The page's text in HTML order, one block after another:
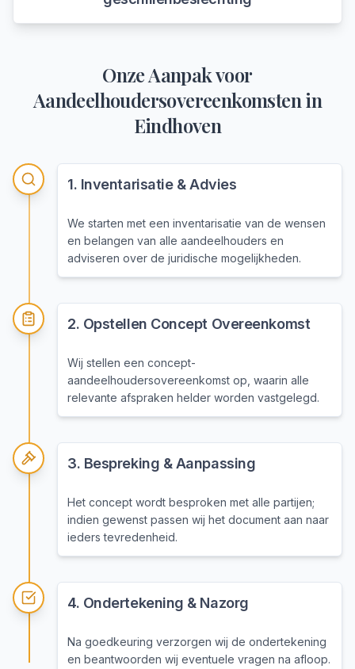
Onze Aanpak voor
Aandeelhoudersovereenkomstenin
Eindhoven
1. Inventarisatie & Advies
We starten met een inventarisatie van de wensen
en belangen van alle aandeelhouders en
adviseren over de juridische mogelijkheden.
2. Opstellen Concept Overeenkomst
Wij stellen een concept-
aandeelhoudersovereenkomst op, waarin alle
relevante afspraken helder worden vastgelegd.
3. Bespreking & Aanpassing
Het concept wordt besproken met alle partijen;
indien gewenst passen wij het document aan naar
ieders tevredenheid.
4. Ondertekening & Nazorg
Na goedkeuring verzorgen wij de ondertekening
en beantwoorden wij eventuele vragen na afloop.